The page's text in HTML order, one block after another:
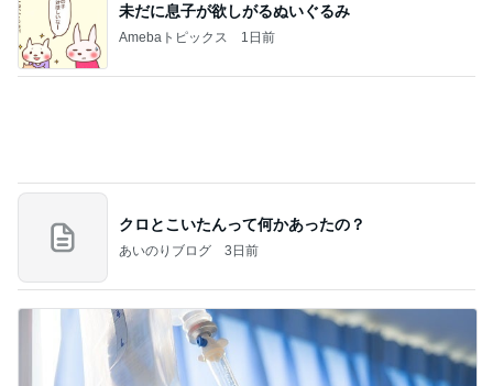
クロとこいたんって何かあったの？
あいのりブログ 3日前
夫の入退院と義母の急逝の1年
Amebaトピックス 1日前